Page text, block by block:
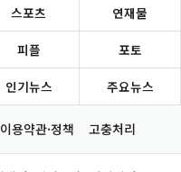
스포츠 연재물
피플 포토
인기뉴스 주요뉴스
이용약관·정책 고충처리